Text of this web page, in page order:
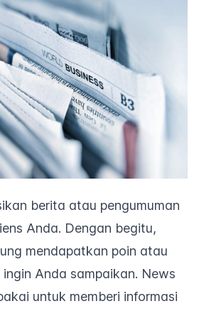
berita atau pengumuman
Anda. Dengan begitu,
mendapatkan poin atau
Anda sampaikan. News
untuk memberi informasi